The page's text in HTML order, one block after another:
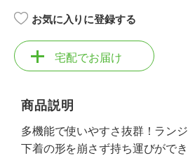
お気に入りに登録する
宅配でお届け
商品説明
多機能で使いやすさ抜群！ランジ
下着の形を崩さず持ち運びがで